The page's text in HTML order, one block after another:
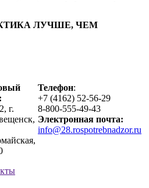
ЛУЧШЕ, ЧЕМ
г.
Телефон:
+7 (4162) 52-56-29
8-800-555-49-43
Электронная почта:
info@28.rospotrebnadzor.ru